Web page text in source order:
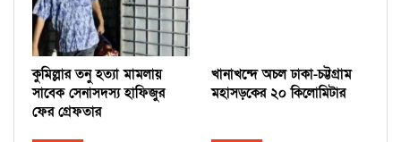
কুমিল্লার তনু হত্যা মামলায়
সাবেক সেনাসদস্য হাফিজুর
ফের গ্রেফতার
খানাখন্দে অচল ঢাকা-চট্টগ্রাম
মহাসড়কের ২০ কিলোমিটার